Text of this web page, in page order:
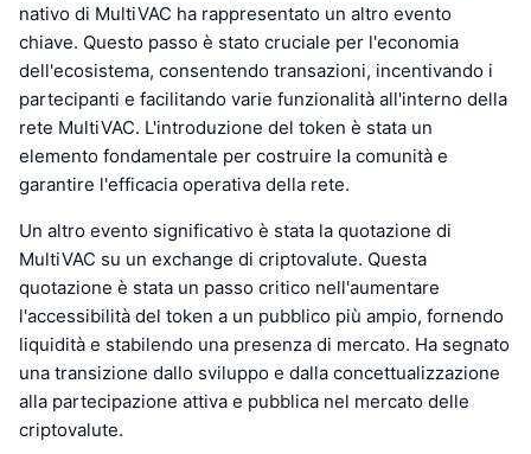
nativo di MultiVAC ha rappresentato un altro evento
chiave. Questo passo è stato cruciale per l'economia
dell'ecosistema, consentendo transazioni, incentivando i
partecipanti e facilitando varie funzionalità all'interno della
rete MultiVAC. L'introduzione del token è stata un
elemento fondamentale per costruire la comunità e
garantire l'efficacia operativa della rete.
Un altro evento significativo è stata la quotazione di
MultiVAC su un exchange di criptovalute. Questa
quotazione è stata un passo critico nell'aumentare
l'accessibilità del token a un pubblico più ampio, fornendo
liquidità e stabilendo una presenza di mercato. Ha segnato
una transizione dallo sviluppo e dalla concettualizzazione
alla partecipazione attiva e pubblica nel mercato delle
criptovalute.